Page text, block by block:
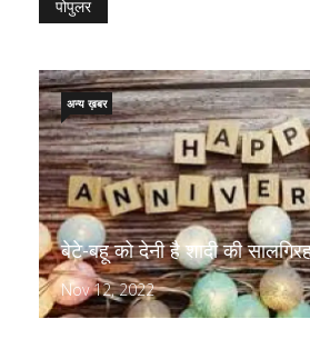
पोपुलर
बेटे-बहू को देनी है शादी की
Nov 12, 2022
अन्य ख़बर